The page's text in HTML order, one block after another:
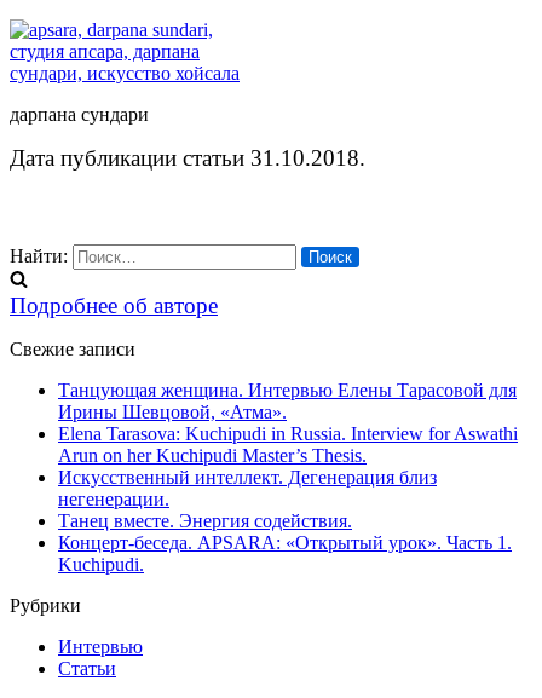
дарпана сундари
Дата публикации статьи 31.10.2018.
Найти:
Подробнее об авторе
Свежие записи
Танцующая женщина. Интервью Елены Тарасовой для
Ирины Шевцовой, «Атма».
Elena Tarasova: Kuchipudi in Russia. Interview for Aswathi
Arun on her Kuchipudi Master’s Thesis.
Искусственный интеллект. Дегенерация близ
негенерации.
Танец вместе. Энергия содействия.
Концерт-беседа. APSARA: «Открытый урок». Часть 1.
Kuchipudi.
Рубрики
Интервью
Статьи